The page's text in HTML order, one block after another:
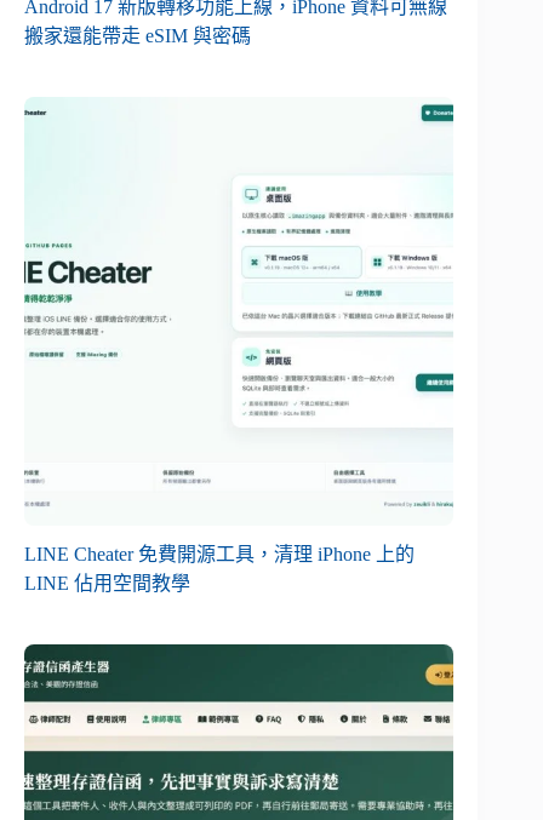
Android 17 新版轉移功能上線，iPhone 資料可無線
搬家還能帶走 eSIM 與密碼
LINE Cheater 免費開源工具，清理 iPhone 上的
LINE 佔用空間教學